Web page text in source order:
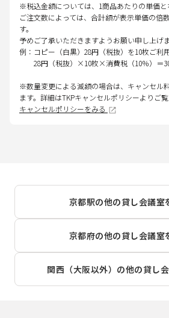
※税込金額については、1商品あたりの単価と
ご注文数によっては、合計額が表示単価の倍
す。
予めご了承いただきますようお願い申し上げま
例：コピー（白黒）28円（税抜）を10枚ご利
28円（税抜）×10枚×消費税（10％）＝
※数量変更による減額の場合は、キャンセル
ます。詳細はTKPキャンセルポリシーよりご覧
キャンセルポリシーをみる
京都駅の他の貸し会議室
京都府の他の貸し会議室
関西（大阪以外） の他の貸し